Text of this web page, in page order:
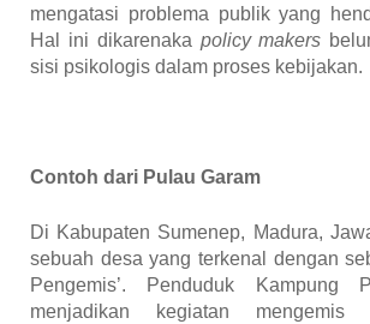
mengatasi problema publik yang
Hal ini dikarenaka policy makers
sisi psikologis dalam proses kebijakan.
Contoh dari Pulau Garam
Di Kabupaten Sumenep, Madura,
sebuah desa yang terkenal dengan
Pengemis’. Penduduk Kampung
menjadikan kegiatan mengemis